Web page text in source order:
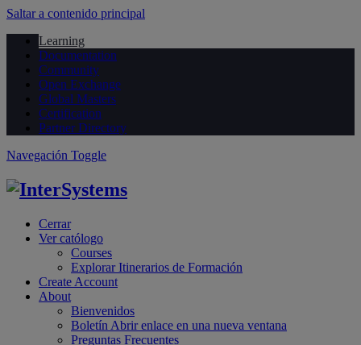
Saltar a contenido principal
Learning
Documentation
Community
Open Exchange
Global Masters
Certification
Partner Directory
Navegación Toggle
Cerrar
Ver católogo
Courses
Explorar Itinerarios de Formación
Create Account
About
Bienvenidos
Boletín Abrir enlace en una nueva ventana
Preguntas Frecuentes